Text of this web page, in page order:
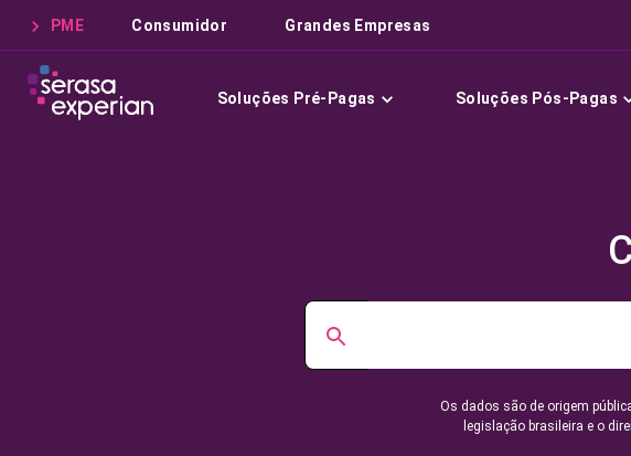
PME Consumidor Grandes Empresas
Soluções Pré-Pagas Soluções Pós-Pagas
Os dados são de origem
legislação brasileira e o